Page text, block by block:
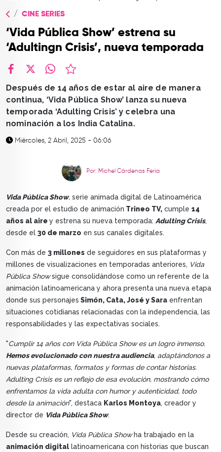
CONTACTO
CINE SERIES
‘Vida Pública Show’ estrena su
‘Adultingn Crisis’, nueva temporada
Después de 14 años de estar al aire de manera
continua, ‘Vida Pública Show’ lanza su nueva
temporada ‘Adulting Crisis’ y celebra una
nominación a los India Catalina.
Miércoles, 2 Abril, 2025 - 06:06
Por: Michel Cárdenas Feria
Vida Pública Show, serie animada digital de Latinoamérica
creada por el estudio de animación Trineo TV, cumple 14
años al aire y estrena su nueva temporada: Adulting Crisis,
desde el 30 de marzo en sus canales digitales.
Con más de 3 millones de seguidores en sus plataformas y
millones de visualizaciones en temporadas anteriores, Vida
Pública Showsigue consolidándose como un referente de la
animación latinoamericana y ahora presenta una nueva etapa
donde sus personajes Simón, Cata, José y Sara enfrentan
situaciones cotidianas relacionadas con la independencia, las
responsabilidades y las expectativas sociales.
"Cumplir 14 años con Vida Pública Show es un logro inmenso.
Hemos evolucionado con nuestra audiencia, adaptándonos a
nuevas plataformas, formatos y formas de contar historias.
Adulting Crisis es un reflejo de esa evolución, mostrando cómo
enfrentamos la vida adulta con humor y autenticidad, todo
desde la animación", destaca Karlos Montoya, creador y
director de Vida Pública Show.
Desde su creación, Vida Pública Showha trabajado en la
animación digital latinoamericana con historias que buscan